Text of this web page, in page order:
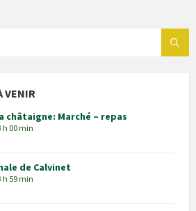
VENIR
châtaigne: Marché – repas
h 00 min
de Calvinet
h 59 min